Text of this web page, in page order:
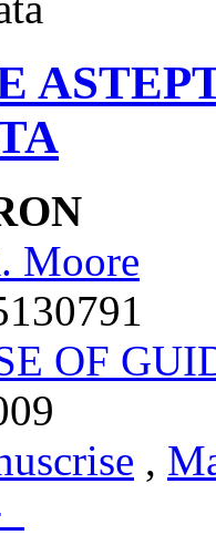
Moore
OF
,